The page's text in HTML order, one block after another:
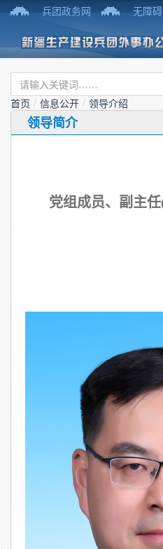
兵团政务网 无障
首页 / 信息公开 / 领导介绍
领导简介
党组成员、副主